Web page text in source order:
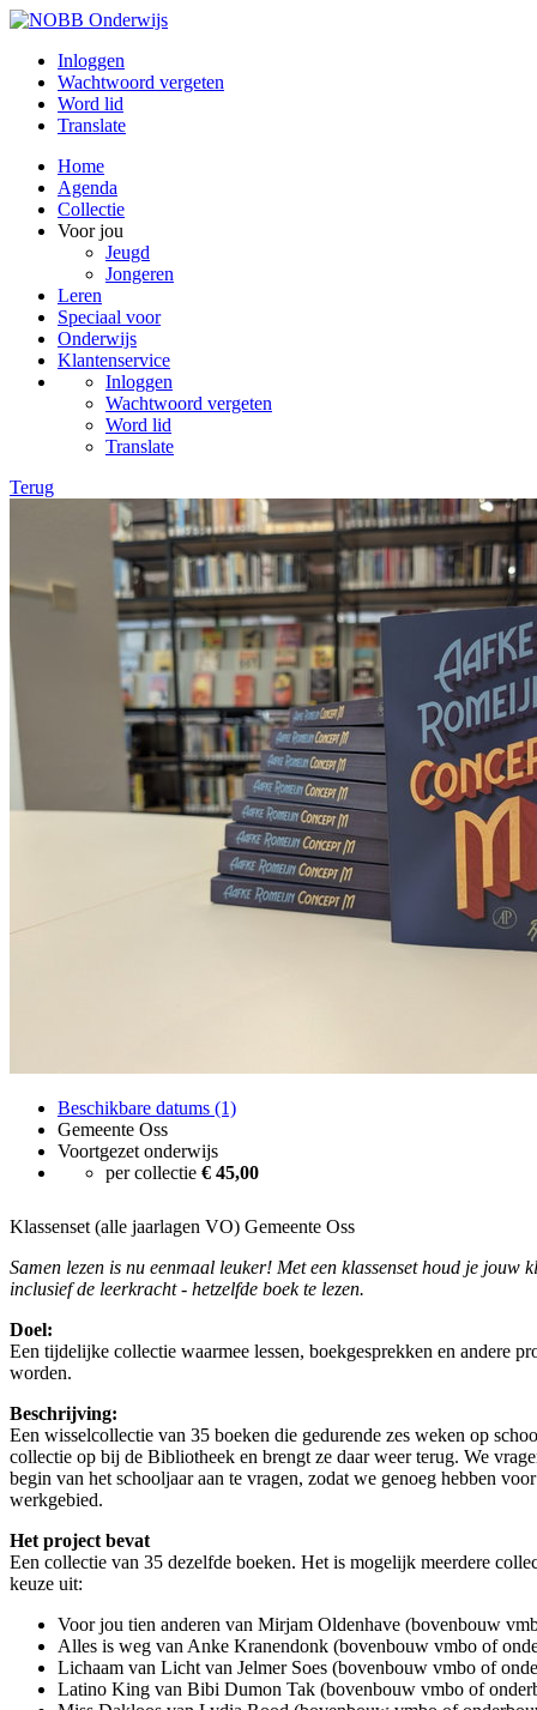
Inloggen
Wachtwoord vergeten
Word lid
Translate
Home
Agenda
Collectie
Voor jou
Jeugd
Jongeren
Leren
Speciaal voor
Onderwijs
Klantenservice
Inloggen
Wachtwoord vergeten
Word lid
Translate
Terug
Beschikbare datums (1)
Gemeente Oss
Voortgezet onderwijs
per collectie € 45,00
Klassenset (alle jaarlagen VO) Gemeente Oss
Samen lezen is nu eenmaal leuker! Met een klassenset houd je jouw
inclusief de leerkracht - hetzelfde boek te lezen.
Doel:
Een tijdelijke collectie waarmee lessen, boekgesprekken en andere
worden.
Beschrijving:
Een wisselcollectie van 35 boeken die gedurende zes weken op
collectie op bij de Bibliotheek en brengt ze daar weer terug. We
begin van het schooljaar aan te vragen, zodat we genoeg hebben
werkgebied.
Het project bevat
Een collectie van 35 dezelfde boeken. Het is mogelijk meerdere
keuze uit:
Voor jou tien anderen van Mirjam Oldenhave (bovenbouw
Alles is weg van Anke Kranendonk (bovenbouw vmbo of
Lichaam van Licht van Jelmer Soes (bovenbouw vmbo of
Latino King van Bibi Dumon Tak (bovenbouw vmbo of